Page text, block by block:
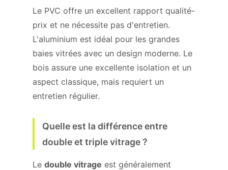
Le PVC offre un excellent rapport qualité-
prix et ne nécessite pas d'entretien.
L'aluminium est idéal pour les grandes
baies vitrées avec un design moderne. Le
bois assure une excellente isolation et un
aspect classique, mais requiert un
entretien régulier.
Quelle est la différence entre
double et triple vitrage ?
Le double vitrage est généralement